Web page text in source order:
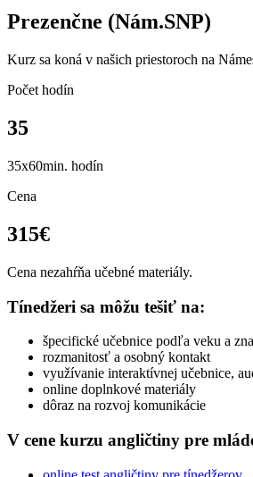
Prezenčne (Nám.SNP)
Kurz sa koná v našich priestoroch na
Počet hodín
35
35x60min. hodín
Cena
315€
Cena nezahŕňa učebné materiály.
Tínedžeri sa môžu tešiť na:
špecifické učebnice podľa veku a
rozmanitosť a osobný kontakt
využívanie interaktívnej učebnice,
online doplnkové materiály
dôraz na rozvoj komunikácie
V cene kurzu angličtiny pre